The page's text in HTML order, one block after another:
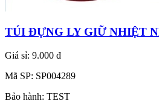
TÚI ĐỰNG LY GIỮ NHIỆT
Giá sỉ: 9.000 đ
Mã SP: SP004289
Bảo hành: TEST